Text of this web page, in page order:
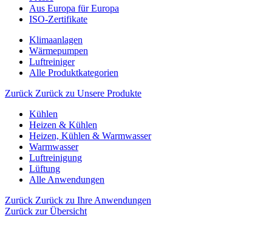
Aus Europa für Europa
ISO-Zertifikate
Klimaanlagen
Wärmepumpen
Luftreiniger
Alle Produktkategorien
Zurück Zurück zu Unsere Produkte
Kühlen
Heizen & Kühlen
Heizen, Kühlen & Warmwasser
Warmwasser
Luftreinigung
Lüftung
Alle Anwendungen
Zurück Zurück zu Ihre Anwendungen
Zurück zur Übersicht